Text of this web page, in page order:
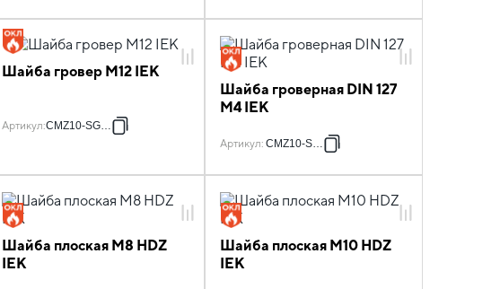
Шайба гровер М12 IEK
Артикул:CMZ10-SG-12
Шайба гроверная DIN 127
М4 IEK
Артикул: CMZ10-SG-4
Шайба плоская M8 HDZ
IEK
Шайба плоская M10 HDZ
IEK